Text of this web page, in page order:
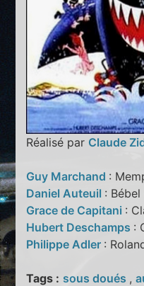
Réalisé par Claude
Guy Marchand :
Daniel Auteuil : Bébel
Grace de Capitani :
Hubert Deschamps :
Philippe Adler :
Tags : sous doués ,